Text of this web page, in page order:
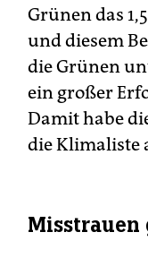
Grünen das
und diesem
die Grünen
ein großer
Damit habe
die Klimaliste
Misstrauen